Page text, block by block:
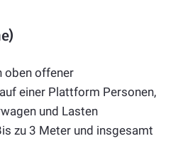
oben offener
einer Plattform Personen,
und Lasten
zu 3 Meter und insgesamt